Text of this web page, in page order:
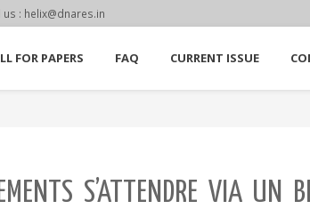
us : helix@dnares.in
FOR PAPERS FAQ CURRENT ISSUE
S’ATTENDRE VIA UN